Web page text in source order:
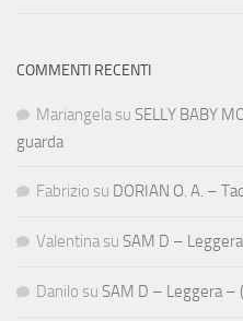
COMMENTI RECENTI
Mariangela su SELLY BABY
guarda
Fabrizio su DORIAN O. A. –
Valentina su SAM D –
Danilo su SAM D – Leggera –